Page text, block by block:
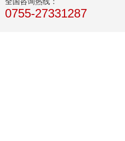
0755-27331287